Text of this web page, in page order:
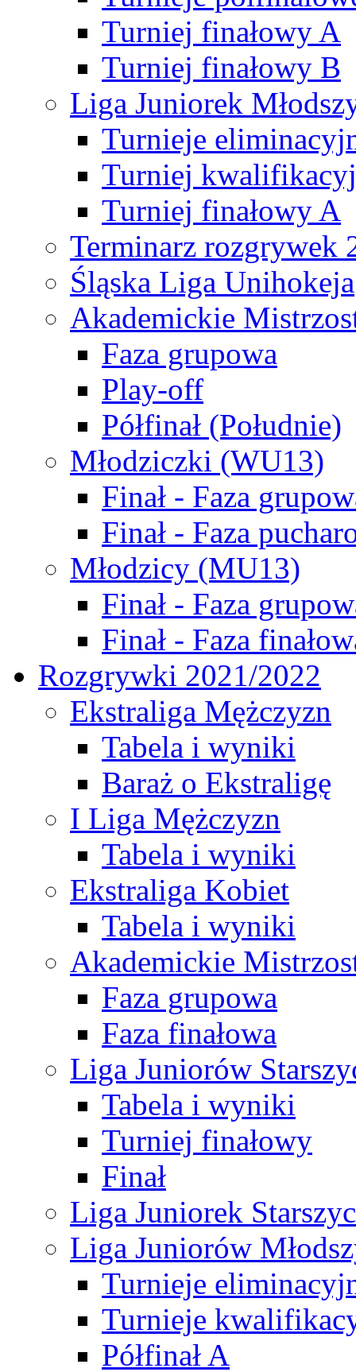
Turniej finałowy A
Turniej finałowy B
Liga Juniorek
Turnieje
Turniej
Turniej finałowy A
Terminarz rozgrywek
Śląska Liga Unihokeja
Akademickie
Faza grupowa
Play-off
Półfinał (Południe)
Młodziczki (WU13)
Finał - Faza
Finał - Faza
Młodzicy (MU13)
Finał - Faza
Finał - Faza
Rozgrywki 2021/2022
Ekstraliga Mężczyzn
Tabela i wyniki
Baraż o Ekstraligę
I Liga Mężczyzn
Tabela i wyniki
Ekstraliga Kobiet
Tabela i wyniki
Akademickie
Faza grupowa
Faza finałowa
Liga Juniorów
Tabela i wyniki
Turniej finałowy
Finał
Liga Juniorek
Liga Juniorów
Turnieje
Turnieje
Półfinał A